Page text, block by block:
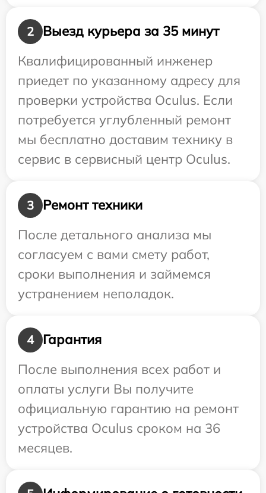
2
Выезд курьера за 35 минут
Квалифицированный инженер
приедет по указанному адресу для
проверки устройства Oculus. Если
потребуется углубленный ремонт
мы бесплатно доставим технику в
сервис в сервисный центр Oculus.
3
Ремонт техники
После детального анализа мы
согласуем с вами смету работ,
сроки выполнения и займемся
устранением неполадок.
4
Гарантия
После выполнения всех работ и
оплаты услуги Вы получите
официальную гарантию на ремонт
устройства Oculus сроком на 36
месяцев.